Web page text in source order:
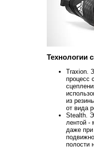
Технологии
Traxion.
процесс
из
от вида
Stealth.
лентой -
даже при
полости